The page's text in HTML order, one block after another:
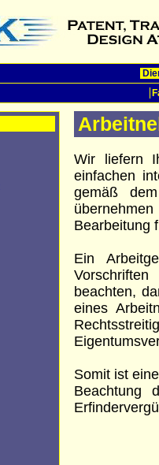
Wir liefern
einfachen
gemäß
Bearbeitung
Ein
Vorschriften
beachten,
eines
Somit ist
Beachtung